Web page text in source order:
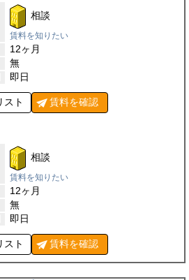
相談
賃料を知りたい
12ヶ月
無
即日
スト 賃料を確認
相談
賃料を知りたい
12ヶ月
無
即日
スト 賃料を確認